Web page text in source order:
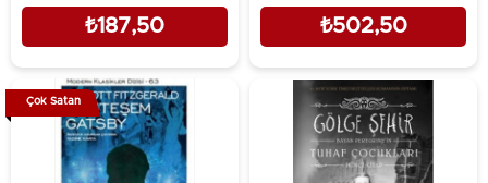
₺187,50 ₺502,50
Çok Satan